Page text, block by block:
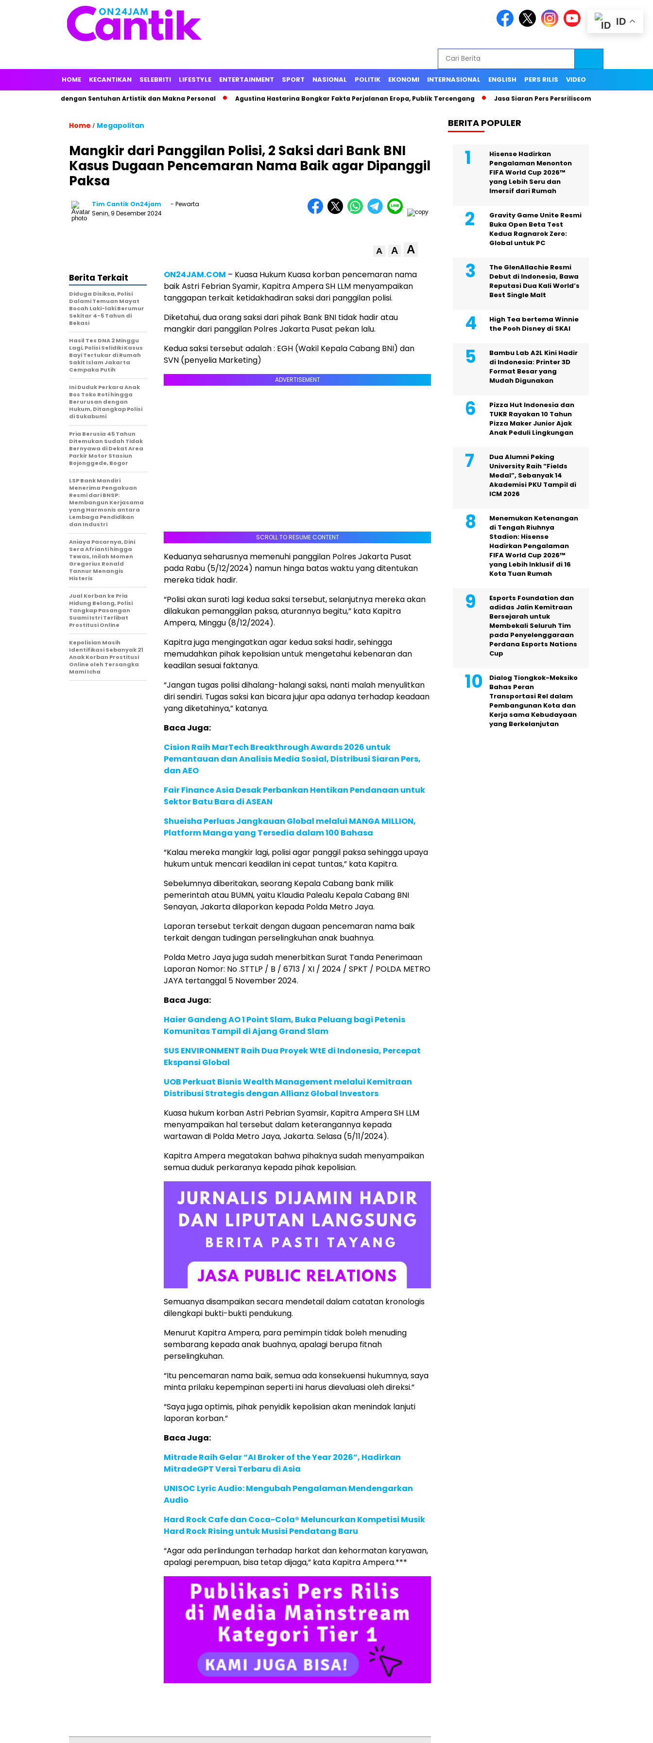
HOME KECANTIKAN SELEBRITI LIFESTYLE ENTERTAINMENT SPORT NASIONAL POLITIK EKONOMI INTERNASIONAL ENGLISH PERS RILIS VIDEO
Lokal dengan Sentuhan Artistik dan Makna Personal Agustina Hastarina Bongkar Fakta Perjalanan Eropa, Publik Tercengang Jasa Siaran Pers Persriliscom Melayani Publikasi ke
Home / Megapolitan
Mangkir dari Panggilan Polisi, 2 Saksi dari Bank BNI
Kasus Dugaan Pencemaran Nama Baik agar Dipanggil
Paksa
Tim Cantik On24jam
- Pewarta
Senin, 9 Desember 2024
A A A
ON24JAM.COM – Kuasa Hukum Kuasa korban pencemaran nama
baik Astri Febrian Syamir, Kapitra Ampera SH LLM menyampaikan
tanggapan terkait ketidakhadiran saksi dari panggilan polisi.
Diketahui, dua orang saksi dari pihak Bank BNI tidak hadir atau
mangkir dari panggilan Polres Jakarta Pusat pekan lalu.
Kedua saksi tersebut adalah : EGH (Wakil Kepala Cabang BNI) dan
SVN (penyelia Marketing)
ADVERTISEMENT
SCROLL TO RESUME CONTENT
Keduanya seharusnya memenuhi panggilan Polres Jakarta Pusat
pada Rabu (5/12/2024) namun hinga batas waktu yang ditentukan
mereka tidak hadir.
“Polisi akan surati lagi kedua saksi tersebut, selanjutnya mereka akan
dilakukan pemanggilan paksa, aturannya begitu,” kata Kapitra
Ampera, Minggu (8/12/2024).
Kapitra juga mengingatkan agar kedua saksi hadir, sehingga
memudahkan pihak kepolisian untuk mengetahui kebenaran dan
keadilan sesuai faktanya.
“Jangan tugas polisi dihalang-halangi saksi, nanti malah menyulitkan
diri sendiri. Tugas saksi kan bicara jujur apa adanya terhadap keadaan
yang diketahinya,” katanya.
Baca Juga:
Cision Raih MarTech Breakthrough Awards 2026 untuk
Pemantauan dan Analisis Media Sosial, Distribusi Siaran Pers,
dan AEO
Fair Finance Asia Desak Perbankan Hentikan Pendanaan untuk
Sektor Batu Bara di ASEAN
Shueisha Perluas Jangkauan Global melalui MANGA MILLION,
Platform Manga yang Tersedia dalam 100 Bahasa
“Kalau mereka mangkir lagi, polisi agar panggil paksa sehingga upaya
hukum untuk mencari keadilan ini cepat tuntas,” kata Kapitra.
Sebelumnya diberitakan, seorang Kepala Cabang bank milik
pemerintah atau BUMN, yaitu Klaudia Palealu Kepala Cabang BNI
Senayan, Jakarta dilaporkan kepada Polda Metro Jaya.
Laporan tersebut terkait dengan dugaan pencemaran nama baik
terkait dengan tudingan perselingkuhan anak buahnya.
Polda Metro Jaya juga sudah menerbitkan Surat Tanda Penerimaan
Laporan Nomor: No .STTLP / B / 6713 / XI / 2024 / SPKT / POLDA METRO
JAYA tertanggal 5 November 2024.
Baca Juga:
Haier Gandeng AO 1 Point Slam, Buka Peluang bagi Petenis
Komunitas Tampil di Ajang Grand Slam
SUS ENVIRONMENT Raih Dua Proyek WtE di Indonesia, Percepat
Ekspansi Global
UOB Perkuat Bisnis Wealth Management melalui Kemitraan
Distribusi Strategis dengan Allianz Global Investors
Kuasa hukum korban Astri Pebrian Syamsir, Kapitra Ampera SH LLM
menyampaikan hal tersebut dalam keterangannya kepada
wartawan di Polda Metro Jaya, Jakarta. Selasa (5/11/2024).
Kapitra Ampera megatakan bahwa pihaknya sudah menyampaikan
semua duduk perkaranya kepada pihak kepolisian.
Semuanya disampaikan secara mendetail dalam catatan kronologis
dilengkapi bukti-bukti pendukung.
Menurut Kapitra Ampera, para pemimpin tidak boleh menuding
sembarang kepada anak buahnya, apalagi berupa fitnah
perselingkuhan.
“Itu pencemaran nama baik, semua ada konsekuensi hukumnya, saya
minta prilaku kepempinan seperti ini harus dievaluasi oleh direksi.”
“Saya juga optimis, pihak penyidik kepolisian akan menindak lanjuti
laporan korban.”
Baca Juga:
Mitrade Raih Gelar “AI Broker of the Year 2026”, Hadirkan
MitradeGPT Versi Terbaru di Asia
UNISOC Lyric Audio: Mengubah Pengalaman Mendengarkan
Audio
Hard Rock Cafe dan Coca-Cola® Meluncurkan Kompetisi Musik
Hard Rock Rising untuk Musisi Pendatang Baru
“Agar ada perlindungan terhadap harkat dan kehormatan karyawan,
apalagi perempuan, bisa tetap dijaga,” kata Kapitra Ampera.***
Berita Terkait
Diduga Disiksa, Polisi
Dalami Temuan Mayat
Bocah Laki-laki Berumur
Sekitar 4-5 Tahun di
Bekasi
Hasil Tes DNA 2 Minggu
Lagi, Polisi Selidiki Kasus
Bayi Tertukar di Rumah
Sakit Islam Jakarta
Cempaka Putih
Ini Duduk Perkara Anak
Bos Toko Roti hingga
Berurusan dengan
Hukum, Ditangkap Polisi
di Sukabumi
Pria Berusia 45 Tahun
Ditemukan Sudah Tidak
Bernyawa di Dekat Area
Parkir Motor Stasiun
Bojonggede, Bogor
LSP Bank Mandiri
Menerima Pengakuan
Resmi dari BNSP:
Membangun Kerjasama
yang Harmonis antara
Lembaga Pendidikan
dan Industri
Aniaya Pacarnya, Dini
Sera Afrianti hingga
Tewas, Inilah Momen
Gregorius Ronald
Tannur Menangis
Histeris
Jual Korban ke Pria
Hidung Belang, Polisi
Tangkap Pasangan
Suami Istri Terlibat
Prostitusi Online
Kepolisian Masih
Identifikasi Sebanyak 21
Anak Korban Prostitusi
Online oleh Tersangka
Mami Icha
BERITA POPULER
Hisense Hadirkan
Pengalaman Menonton
FIFA World Cup 2026™
yang Lebih Seru dan
Imersif dari Rumah
Gravity Game Unite Resmi
Buka Open Beta Test
Kedua Ragnarok Zero:
Global untuk PC
The GlenAllachie Resmi
Debut di Indonesia, Bawa
Reputasi Dua Kali World’s
Best Single Malt
High Tea bertema Winnie
the Pooh Disney di SKAI
Bambu Lab A2L Kini Hadir
di Indonesia: Printer 3D
Format Besar yang
Mudah Digunakan
Pizza Hut Indonesia dan
TUKR Rayakan 10 Tahun
Pizza Maker Junior Ajak
Anak Peduli Lingkungan
Dua Alumni Peking
University Raih “Fields
Medal”, Sebanyak 14
Akademisi PKU Tampil di
ICM 2026
Menemukan Ketenangan
di Tengah Riuhnya
Stadion: Hisense
Hadirkan Pengalaman
FIFA World Cup 2026™
yang Lebih Inklusif di 16
Kota Tuan Rumah
Esports Foundation dan
adidas Jalin Kemitraan
Bersejarah untuk
Membekali Seluruh Tim
pada Penyelenggaraan
Perdana Esports Nations
Cup
Dialog Tiongkok-Meksiko
Bahas Peran
Transportasi Rel dalam
Pembangunan Kota dan
Kerja sama Kebudayaan
yang Berkelanjutan
ID